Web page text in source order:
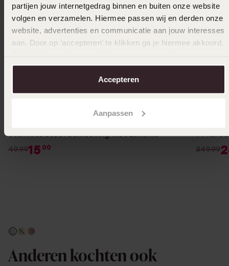
partijen jouw internetgedrag binnen en buiten onze website
volgen en verzamelen. Hiermee passen wij en derden onze
website, advertenties en communicatie aan jouw interesses
aan. Door op ‘accepteren’ te klikken ga je hiermee akkoord.
over in onscookiebeleid.
Accepteren
Aanpassen
Stainless steel dames ring met zirkonia
49.9915 00
14
349.99
Anderen kochten ook